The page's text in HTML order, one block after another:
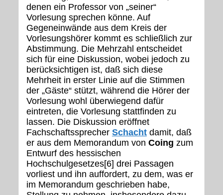
denen ein Professor von „seiner“
Vorlesung sprechen könne. Auf
Gegeneinwände aus dem Kreis der
Vorlesungshörer kommt es schließlich zur
Abstimmung. Die Mehrzahl entscheidet
sich für eine Diskussion, wobei jedoch zu
berücksichtigen ist, daß sich diese
Mehrheit in erster Linie auf die Stimmen
der „Gäste“ stützt, während die Hörer der
Vorlesung wohl überwiegend dafür
eintreten, die Vorlesung stattfinden zu
lassen. Die Diskussion eröffnet
Fachschaftssprecher Schachtdamit, daß
er aus dem Memorandum von Coing zum
Entwurf des hessischen
Hochschulgesetzes[6] drei Passagen
vorliest und ihn auffordert, zu dem, was er
im Memorandum geschrieben habe,